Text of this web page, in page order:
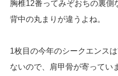
胸椎12番ってみぞおちの裏側
背中の丸まりが違うよね。
1枚目の今年のシークエンス
ないので、肩甲骨が寄ってい